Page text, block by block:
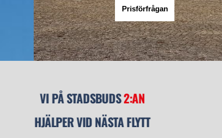
Prisförfrågan
VI PÅ STADSBUDS2:AN
HJÄLPER VID NÄSTA FLYTT